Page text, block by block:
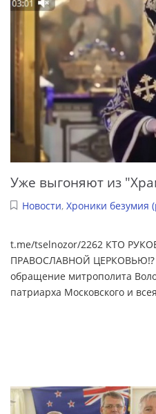
Уже выгоняют из
Новости, Хроники безумия
t.me/tselnozor/2262 КТО
ПРАВОСЛАВНОЙ ЦЕРКОВЬЮ⁉️
обращение митрополита
патриарха Московского и